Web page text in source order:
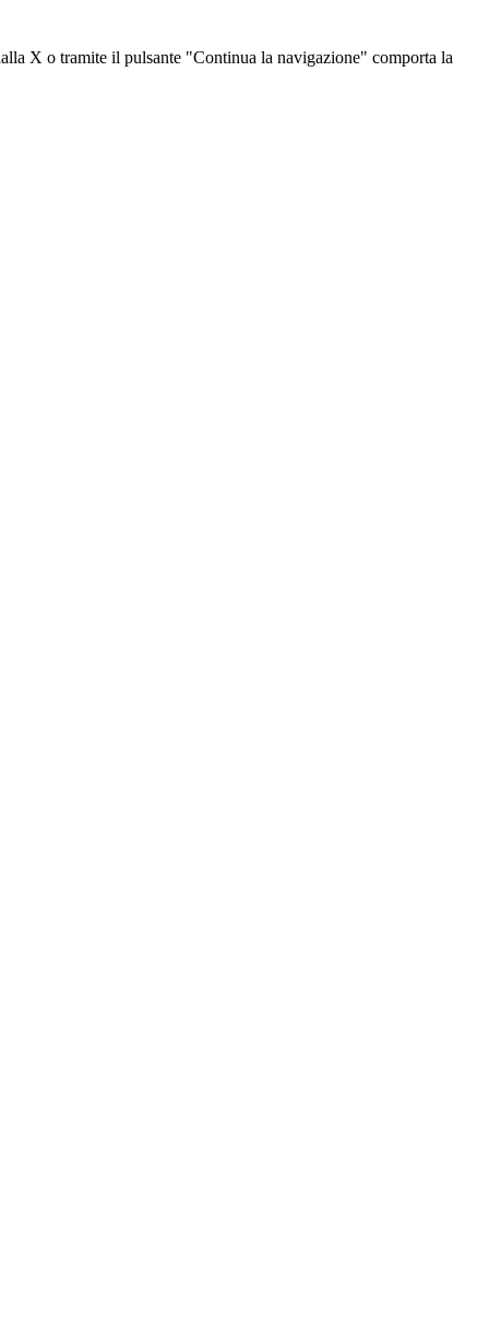
X o tramite il pulsante "Continua la navigazione" comporta la